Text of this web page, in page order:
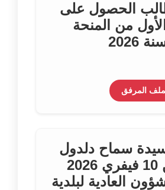
الحصول على
من المنحة
2026
المرفق
سماح دلدول
بداية من 10 فيفري 2026
العادية لبلدية